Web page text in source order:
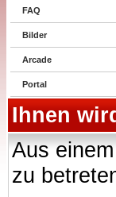
FAQ
Bilder
Arcade
Portal
Ihnen
Aus
zu